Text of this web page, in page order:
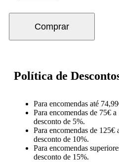
Comprar
Política de
Para encomendas até
Para encomendas de 75€
desconto de 5%.
Para encomendas de
desconto de 10%.
Para encomendas
desconto de 15%.